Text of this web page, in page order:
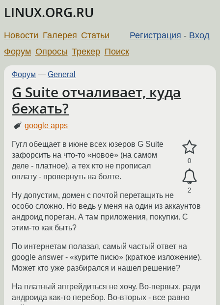
LINUX.ORG.RU
Регистрация - Вход
Новости Галерея Статьи
Форум Опросы Трекер Поиск
Форум — General
G Suite отчаливает, куда
бежать?
google apps
0
2
Гугл обещает в июне всех юзеров G Suite
зафорсить на что-то «новое» (на самом
деле - платное), а тех кто не прописал
оплату - провернуть на болте.
Ну допустим, домен с почтой перетащить не
особо сложно. Но ведь у меня на один из аккаунтов
андроид пореган. А там приложения, покупки. С
этим-то как быть?
По интернетам полазал, самый частый ответ на
google answer - «курите писю» (краткое изложение).
Может кто уже разбирался и нашел решение?
На платный апгрейдиться не хочу. Во-первых, ради
андроида как-то перебор. Во-вторых - все равно